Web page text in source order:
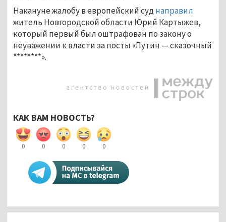
Накануне жалобу в европейский суднаправил
житель Новгородской области Юрий Картыжев,
который первый был оштрафован по закону о
неуважении к власти за посты «Путин — сказочный
********».
КАК ВАМ НОВОСТЬ?
0 0 0 0 0